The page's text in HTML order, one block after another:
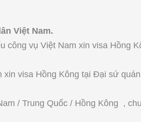
Việt Nam.
công vụ Việt Nam xin visa Hồng
visa Hồng Kông tại Đại sứ quán
/ Trung Quốc / Hồng Kông ,